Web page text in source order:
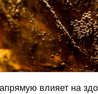
влияет на